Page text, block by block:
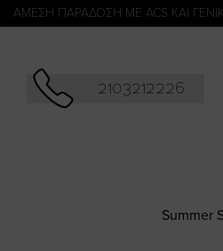
ΑΜΕΣΗ ΠΑΡΑΔΟΣΗ ΜΕ ACS ΚΑΙ
2103212226
Summer